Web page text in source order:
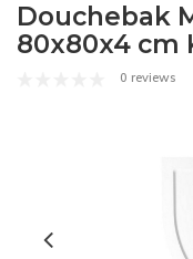
Douchebak
80x80x4 cm
0 reviews